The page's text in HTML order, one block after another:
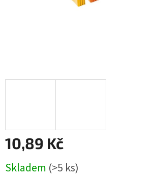
10,89 Kč
cena:
Skladem (>5 ks)